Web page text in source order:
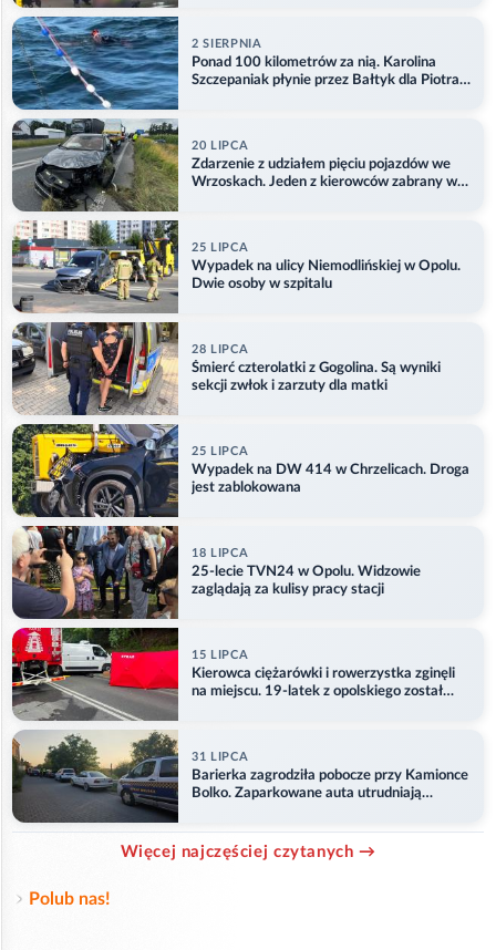
2 SIERPNIA
Ponad 100 kilometrów za nią. Karolina
Szczepaniak płynie przez Bałtyk dla Piotra.
20 LIPCA
Zdarzenie z udziałem pięciu pojazdów we
Wrzoskach. Jeden z kierowców zabrany w
25 LIPCA
Wypadek na ulicy Niemodlińskiej w Opolu.
Dwie osoby w szpitalu
28 LIPCA
Śmierć czterolatki z Gogolina. Są wyniki
sekcji zwłok i zarzuty dla matki
25 LIPCA
Wypadek na DW 414 w Chrzelicach. Droga
jest zablokowana
18 LIPCA
25-lecie TVN24 w Opolu. Widzowie
zaglądają za kulisy pracy stacji
15 LIPCA
Kierowca ciężarówki i rowerzystka zginęli
na miejscu. 19-latek z opolskiego został
31 LIPCA
Barierka zagrodziła pobocze przy Kamionce
Bolko. Zaparkowane auta utrudniają
Więcej najczęściej czytanych →
Polub nas!